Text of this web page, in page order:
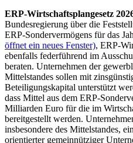
ERP-Wirtschaftsplangesetz
Bundesregierung über die
ERP-Sondervermögens für das
öffnet ein neues Fenster), ERP-
ebenfalls federführend im
beraten. Unternehmen der
Mittelstandes sollen mit
Beteiligungskapital unterstützt
dass Mittel aus dem ERP-
Milliarden Euro für die im
bereitgestellt werden.
insbesondere des Mittelstandes,
orientierter gemeinnütziger